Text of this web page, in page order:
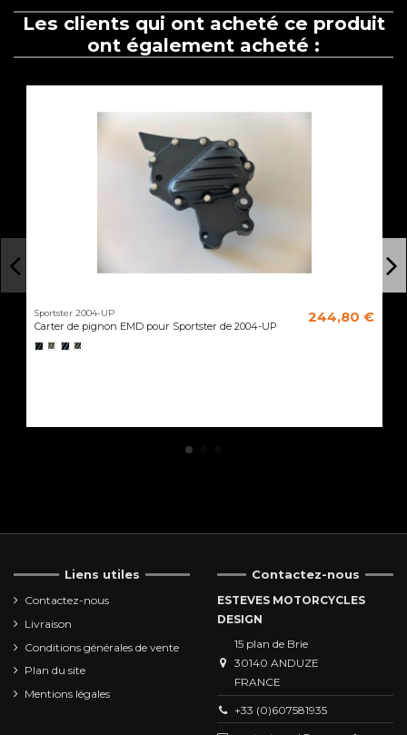
Les clients qui ont acheté ce produit
ont également acheté :
Sportster 2004-UP
Carter de pignon EMD pour Sportster de 2004-UP
244,80 €
Liens utiles
Contactez-nous
Livraison
Conditions générales de vente
Plan du site
Mentions légales
Contactez-nous
ESTEVES MOTORCYCLES
DESIGN
15 plan de Brie
30140 ANDUZE
FRANCE
+33 (0)607581935